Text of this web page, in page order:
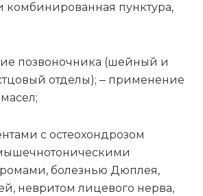
комбинированная пунктура,
позвоночника (шейный и
отделы); ‒ применение
с остеохондрозом
болезнью Дюплея,
невритом лицевого нерва,